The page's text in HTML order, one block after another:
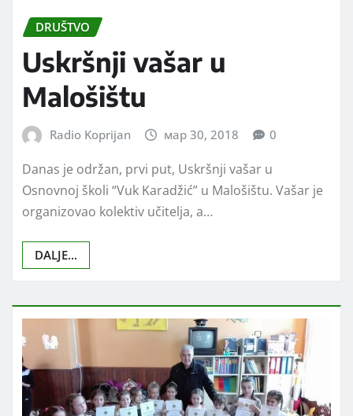
DRUŠTVO
Uskršnji vašar u
Malošištu
Radio Koprijan мар 30, 2018 0
Danas je održan, prvi put, Uskršnji vašar u
Osnovnoj školi “Vuk Karadžić” u Malošištu. Vašar je
organizovao kolektiv učitelja, a…
DALJE...